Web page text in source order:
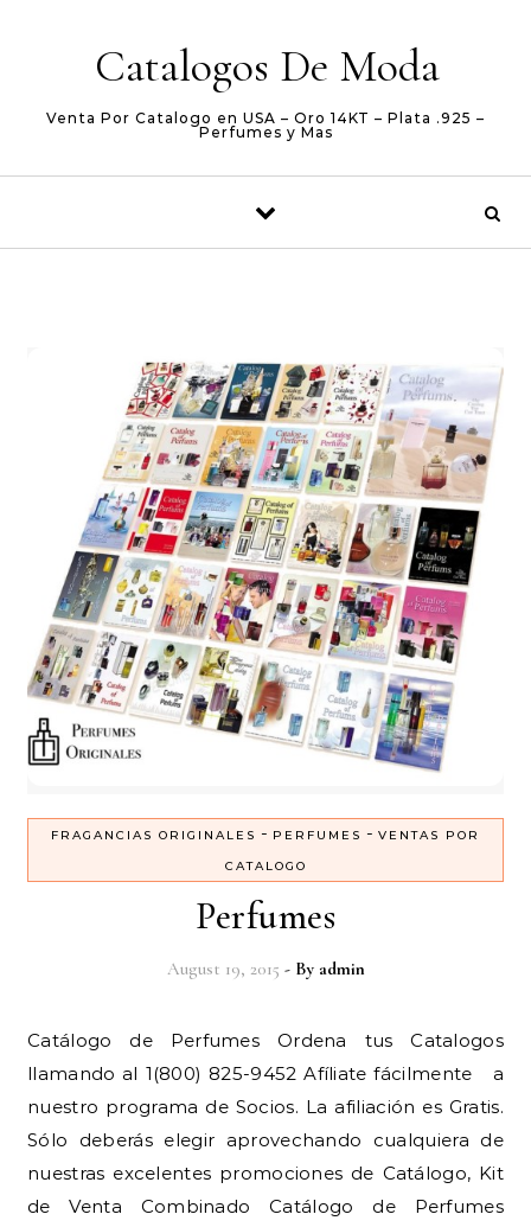
Catalogos De Moda
Venta Por Catalogo en USA – Oro 14KT – Plata .925 –
Perfumes y Mas
FRAGANCIAS ORIGINALES - PERFUMES - VENTAS POR
CATALOGO
Perfumes
August 19, 2015 - By admin
Catálogo de Perfumes Ordena tus Catalogos
llamando al 1(800) 825-9452 Afíliate fácilmente a
nuestro programa de Socios. La afiliación es Gratis.
Sólo deberás elegir aprovechando cualquiera de
nuestras excelentes promociones de Catálogo, Kit
de Venta Combinado Catálogo de Perfumes